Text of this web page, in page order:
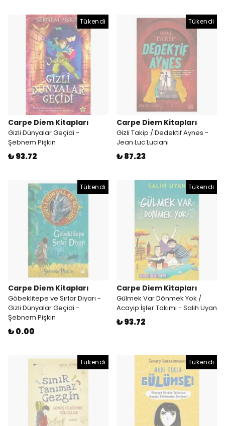
Tükendi
Carpe Diem Kitapları
Gizli Dünyalar Geçidi -
Şebnem Pişkin
₺ 93.72
Tükendi
Carpe Diem Kitapları
Gizli Takip / Dedektif Aynes -
Jean Luc Luciani
₺ 87.23
Tükendi
Carpe Diem Kitapları
Göbeklitepe ve Sırlar Diyarı -
Gizli Dünyalar Geçidi -
Şebnem Pişkin
₺ 0.00
Tükendi
Carpe Diem Kitapları
Gülmek Var Dönmek Yok /
Acayip İşler Takımı - Salih Uyan
₺ 93.72
Tükendi Tükendi